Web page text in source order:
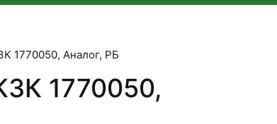
1770050, Аналог, РБ
1770050,